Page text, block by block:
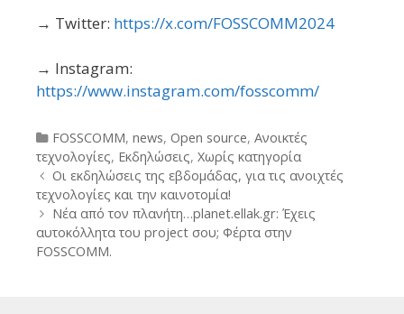
→ Twitter: https://x.com/FOSSCOMM2024
→ Instagram:
https://www.instagram.com/fosscomm/
Categories
FOSSCOMM, news, Open source, Ανοικτές
τεχνολογίες, Εκδηλώσεις, Χωρίς κατηγορία
Post
navigation
Οι εκδηλώσεις της εβδομάδας, για τις ανοιχτές
τεχνολογίες και την καινοτομία!
Νέα από τον πλανήτη…planet.ellak.gr: Έχεις
αυτοκόλλητα του project σου; Φέρτα στην
FOSSCOMM.